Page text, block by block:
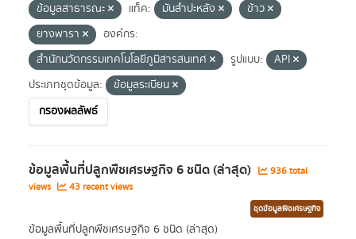
ข้อมูลสาธารณะ
แท็ค: มันสำปะหลัง
ข้าว
ยางพารา
องค์กร:
สำนักนวัตกรรมเทคโนโลยีภูมิสารสนเทศ
รูปแบบ:
API
ประเภทชุดข้อมูล:
ข้อมูลระเบียน
กรองผลลัพธ์
ข้อมูลพื้นที่ปลูกพืชเศรษฐกิจ 6 ชนิด (ล่าสุด)
936 total
views
43 recent views
ชุดข้อมูลพืชเศรษฐกิจ
ข้อมูลพื้นที่ปลูกพืชเศรษฐกิจ 6 ชนิด (ล่าสุด)